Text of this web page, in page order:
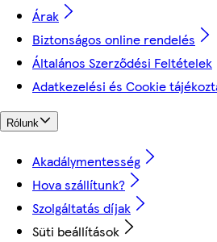
Árak
Biztonságos online rendelés
Általános Szerződési Feltételek
Adatkezelési és Cookie
Rólunk
Akadálymentesség
Hova szállítunk?
Szolgáltatás díjak
Süti beállítások